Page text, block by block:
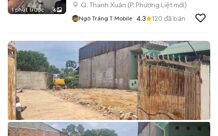
1 phút trước 6
Q. Thanh Xuân (P. Phương Liệt mới)
Ngô Tráng T Mobile 4.3 120 đã bán